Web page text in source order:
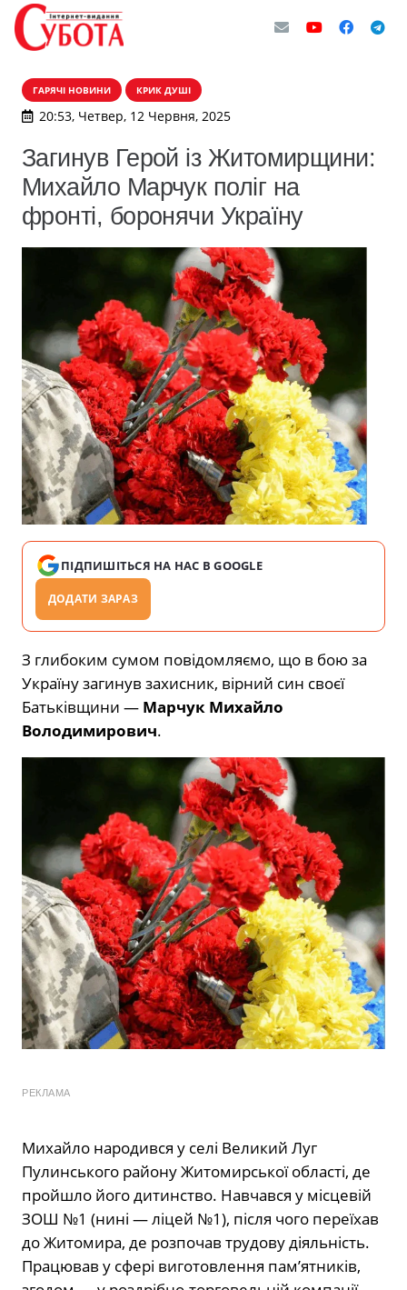
ГАРЯЧІ НОВИНИ КРИК ДУШІ
20:53, Четвер, 12 Червня, 2025
Загинув Герой із Житомирщини:
Михайло Марчук поліг на
фронті, боронячи Україну
ПІДПИШІТЬСЯ НА НАС В GOOGLE
ДОДАТИ ЗАРАЗ
З глибоким сумом повідомляємо, що в бою за
Україну загинув захисник, вірний син своєї
Батьківщини — Марчук Михайло
Володимирович.
РЕКЛАМА
Михайло народився у селі Великий Луг
Пулинського району Житомирської області, де
пройшло його дитинство. Навчався у місцевій
ЗОШ №1 (нині — ліцей №1), після чого переїхав
до Житомира, де розпочав трудову діяльність.
Працював у сфері виготовлення пам’ятників,